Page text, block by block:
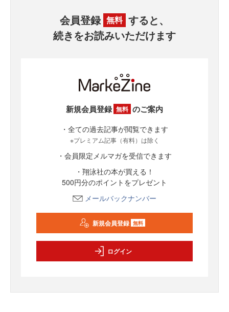
会員登録 無料 すると、
続きをお読みいただけます
新規会員登録 無料 のご案内
・全ての過去記事が閲覧できます
※プレミアム記事（有料）は除く
・会員限定メルマガを受信できます
・翔泳社の本が買える！
500円分のポイントをプレゼント
メールバックナンバー
新規会員登録 無料
ログイン